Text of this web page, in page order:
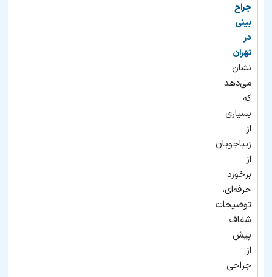
جراح
بینی
در
تهران
نشان
می‌دهد
که
بسیاری
از
زیباجویان
از
برخورد
حرفه‌ای،
توضیحات
شفاف
پیش
از
جراحی